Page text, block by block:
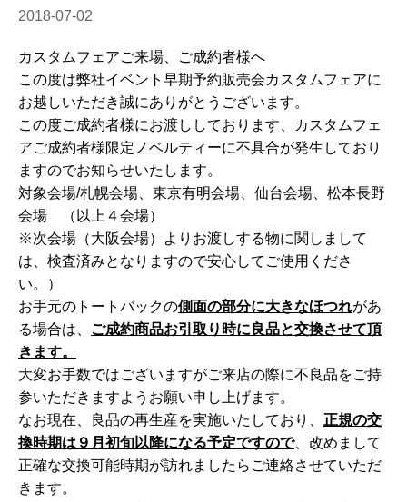
2018-07-02
カスタムフェアご来場、ご成約者様へ
この度は弊社イベント早期予約販売会カスタムフェアに
お越しいただき誠にありがとうございます。
この度ご成約者様にお渡ししております、カスタムフェ
アご成約者様限定ノベルティーに不具合が発生しており
ますのでお知らせいたします。
対象会場/札幌会場、東京有明会場、仙台会場、松本長野
会場 （以上４会場）
※次会場（大阪会場）よりお渡しする物に関しまして
は、検査済みとなりますので安心してご使用くださ
い。）
お手元のトートバックの側面の部分に大きなほつれがあ
る場合は、 ご成約商品お引取り時に良品と交換させて頂
きます。
大変お手数ではございますがご来店の際に不良品をご持
参いただきますようお願い申し上げます。
なお現在、良品の再生産を実施いたしており、 正規の交
換時期は９月初旬以降になる予定ですので、改めまして
正確な交換可能時期が訪れましたらご連絡させていただ
きます。